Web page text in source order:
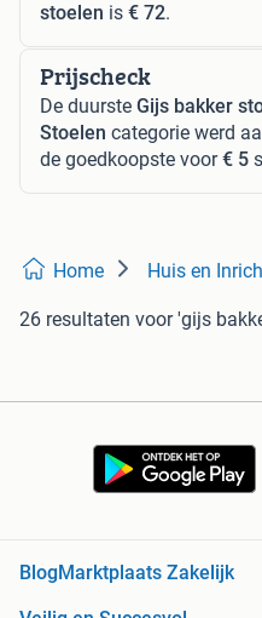
stoelen is € 72.
Prijscheck
De duurste Gijs bakker
Stoelen categorie werd
de goedkoopste voor€ 5
Home Huis en
26 resultaten voor 'gijs
BlogMarktplaats Zakelijk